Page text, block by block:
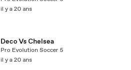
il y a 20 ans
Deco Vs Chelsea
Pro Evolution Soccer 5
il y a 20 ans